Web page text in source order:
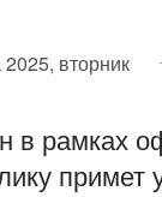
2025, вторник
в рамках
примет